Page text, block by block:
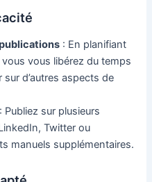
: En planifiant
vous libérez du temps
d’autres aspects de
: Publiez sur plusieurs
Twitter ou
manuels supplémentaires.